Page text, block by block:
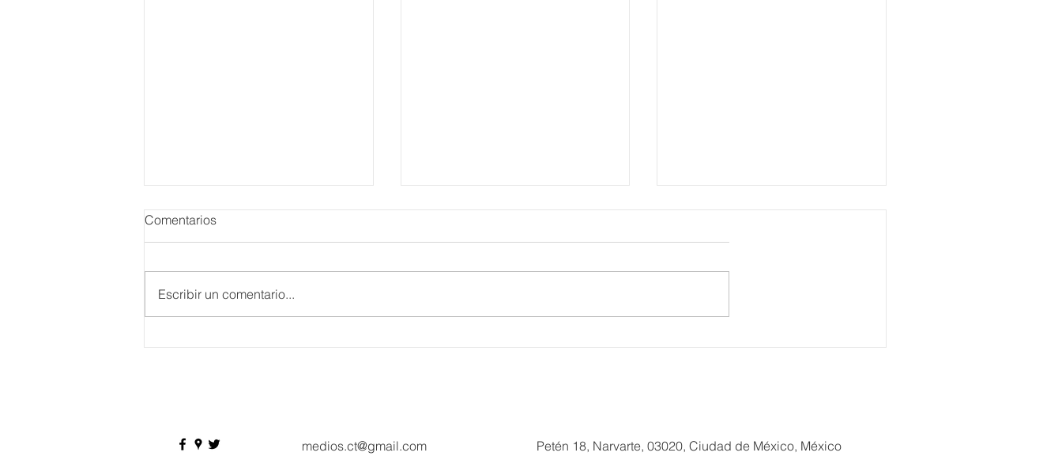
Comentarios
Escribir un comentario...
medios.ct@gmail.com Petén 18, Narvarte, 03020, Ciudad de México, México